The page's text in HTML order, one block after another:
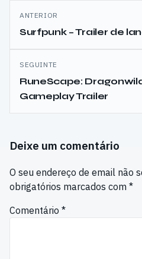
Navegação
de
artigos
ANTERIOR
Surfpunk – Trailer de
SEGUINTE
RuneScape:
Gameplay Trailer
Deixe um comentário
O seu endereço de email não
obrigatórios marcados com *
Comentário *